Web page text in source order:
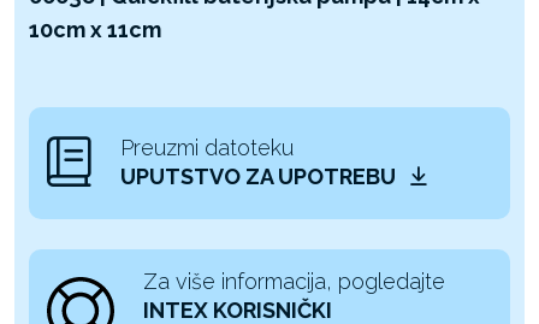
10cm x 11cm
Preuzmi datoteku
UPUTSTVO ZA UPOTREBU
Za više informacija, pogledajte
INTEX KORISNIČKI